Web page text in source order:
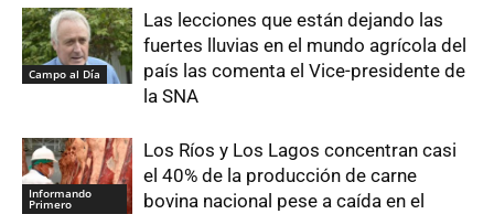
Campo al Día
Las lecciones que están dejando las
fuertes lluvias en el mundo agrícola del
país las comenta el Vice-presidente de
la SNA
Informando
Primero
Los Ríos y Los Lagos concentran casi
el 40% de la producción de carne
bovina nacional pese a caída en el